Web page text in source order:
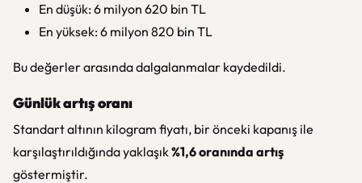
En düşük: 6 milyon 620 bin TL
En yüksek: 6 milyon 820 bin TL
Bu değerler arasında dalgalanmalar kaydedildi.
Günlük artış oranı
Standart altının kilogram fiyatı, bir önceki kapanış ile
karşılaştırıldığında yaklaşık%1,6 oranında artış
göstermiştir.